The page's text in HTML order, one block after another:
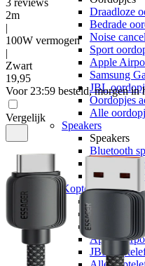
Draadloze
Bedrade
Noise
Sport
Apple
Samsung
JBL
Oordopjes
Alle
Speakers
Speakers
Bluetooth
JBL
Alle
Koptelefoons
Koptelefoons
Draadloze
Noise
Apple
JBL
3 reviews
2m
|
100W vermogen
|
Zwart
19,95
Voor 23:59 besteld, morgen in
Vergelijk